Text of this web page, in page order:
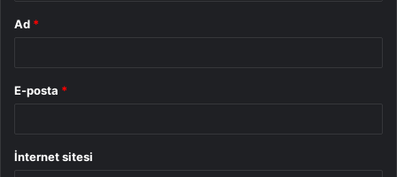
Ad *
E-posta *
İnternet sitesi